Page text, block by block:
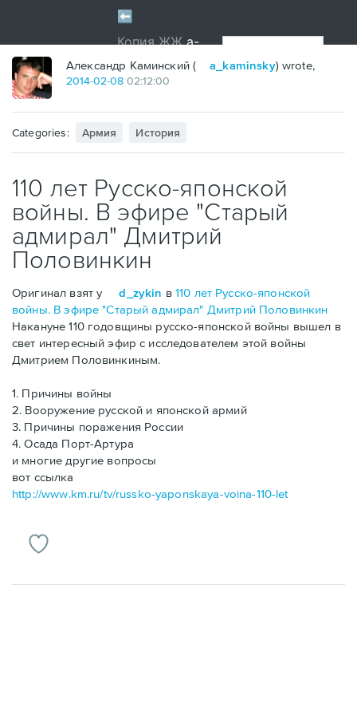
Александр Каминский ( a_kaminsky) wrote,
2014-02-08 02:12:00
Categories: Армия История
110 лет Русско-японской
войны. В эфире "Старый
адмирал" Дмитрий
Половинкин
Оригинал взят у d_zykin в 110 лет Русско-японской
войны. В эфире "Старый адмирал" Дмитрий Половинкин
Накануне 110 годовщины русско-японской войны вышел в
свет интересный эфир с исследователем этой войны
Дмитрием Половинкиным.
1. Причины войны
2. Вооружение русской и японской армий
3. Причины поражения России
4. Осада Порт-Артура
и многие другие вопросы
вот ссылка
http://www.km.ru/tv/russko-yaponskaya-voina-110-let